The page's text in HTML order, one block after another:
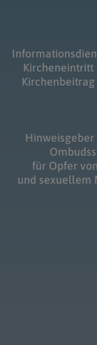
Kircheneintritt
Kirchenbeitrag
für Opfer
und sexuellem